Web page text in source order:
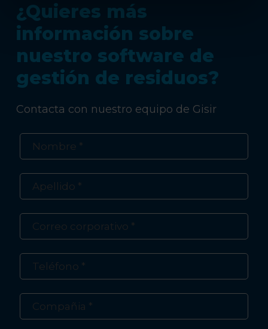
¿Quieres más
información sobre
nuestro software de
gestión de residuos?
Contacta con nuestro equipo de Gisir